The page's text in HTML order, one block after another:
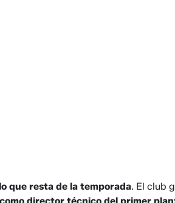
que resta de la temporada. El club